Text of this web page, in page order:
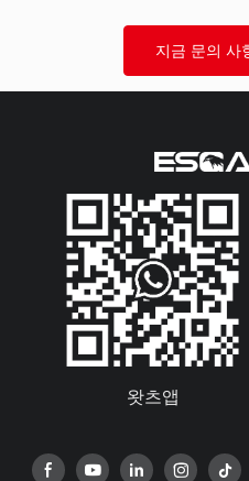
지금 문의 사
왓츠앱